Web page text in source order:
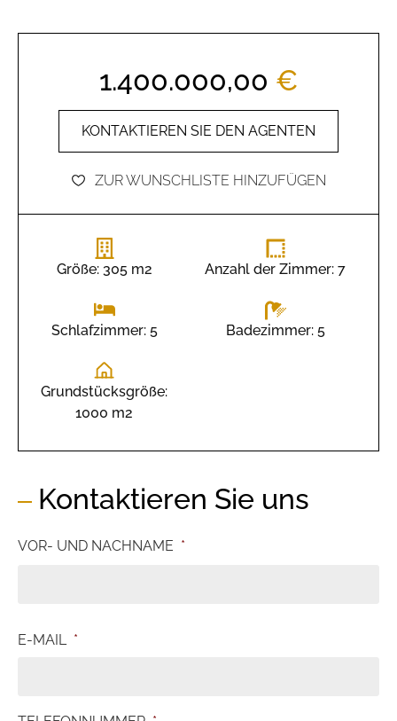
1.400.000,00 €
KONTAKTIEREN SIE DEN AGENTEN
ZUR WUNSCHLISTE HINZUFÜGEN
Größe: 305 m2 Anzahl der Zimmer: 7
Schlafzimmer: 5 Badezimmer: 5
Grundstücksgröße:
1000 m2
Kontaktieren Sie uns
VOR- UND NACHNAME *
E-MAIL *